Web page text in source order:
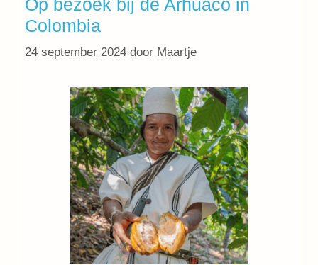
Op bezoek bij de Arhuaco in
Colombia
24 september 2024 door Maartje